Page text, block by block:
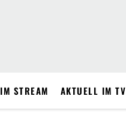
IM STREAM AKTUELL IM TV